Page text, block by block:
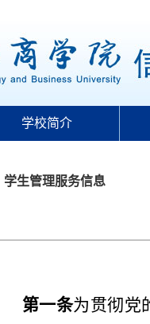
学校简介
学生管理服务信息
第一条为贯彻党